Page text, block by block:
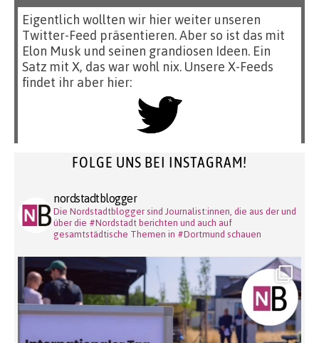
Eigentlich wollten wir hier weiter unseren
Twitter-Feed präsentieren. Aber so ist das mit
Elon Musk und seinen grandiosen Ideen. Ein
Satz mit X, das war wohl nix. Unsere X-Feeds
findet ihr aber hier:
FOLGE UNS BEI INSTAGRAM!
nordstadtblogger
Die Nordstadtblogger sind Journalist:innen, die aus der und
über die #Nordstadt berichten und auch auf
gesamtstädtische Themen in #Dortmund schauen